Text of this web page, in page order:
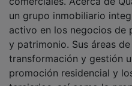
un grupo inmobiliario
activo en los negocios de
y patrimonio. Sus áreas
transformación y gestión
promoción residencial y
terciarios, así como la